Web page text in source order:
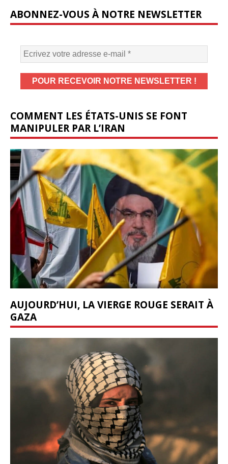
ABONNEZ-VOUS À NOTRE NEWSLETTER
COMMENT LES ÉTATS-UNIS SE FONT
MANIPULER PAR L’IRAN
AUJOURD’HUI, LA VIERGE ROUGE SERAIT À
GAZA